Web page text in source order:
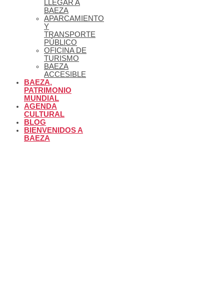
LLEGAR A
BAEZA
APARCAMIENTO
Y
TRANSPORTE
PÚBLICO
OFICINA DE
TURISMO
BAEZA
ACCESIBLE
BAEZA,
PATRIMONIO
MUNDIAL
AGENDA
CULTURAL
BLOG
BIENVENIDOS A
BAEZA